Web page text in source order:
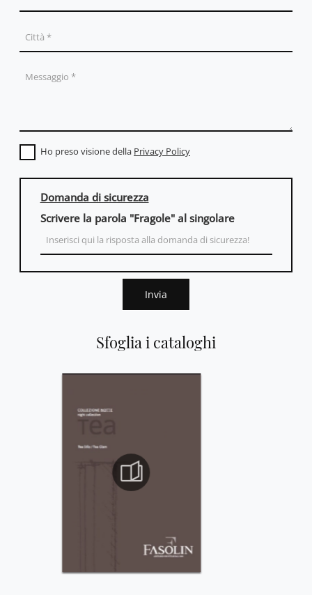
Sfoglia i cataloghi
Ho preso visione della Privacy Policy
Domanda di sicurezza
Scrivere la parola "Fragole" al singolare
Invia